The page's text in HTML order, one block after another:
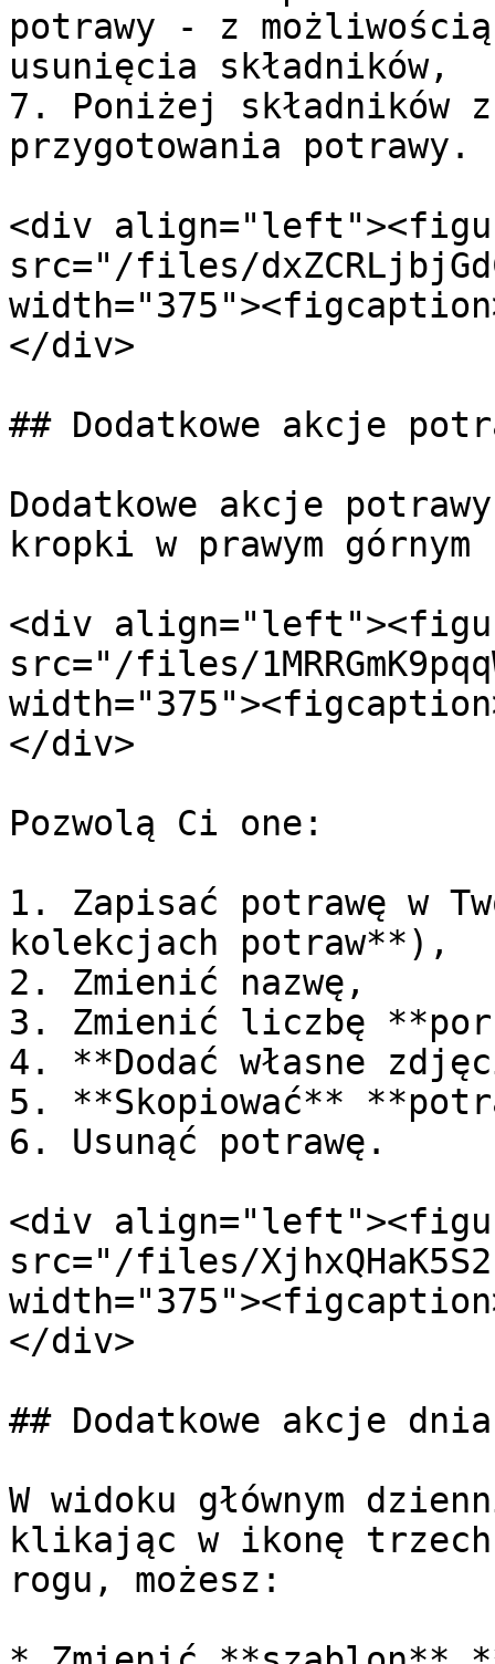
potrawy - z
usunięcia składników,
7. Poniżej składników
przygotowania potrawy.
<div
src="/files/
</div>
## Dodatkowe akcje
Dodatkowe akcje
kropki w prawym
<div
src="/files/
</div>
Pozwolą Ci one:
1. Zapisać potrawę w
kolekcjach potraw**),
2. Zmienić nazwę,
3. Zmienić liczbę
4. **Dodać własne
5. **Skopiować**
6. Usunąć potrawę.
<div
src="/files/
</div>
## Dodatkowe akcje dnia
W widoku głównym
klikając w ikonę trzech
rogu, możesz: